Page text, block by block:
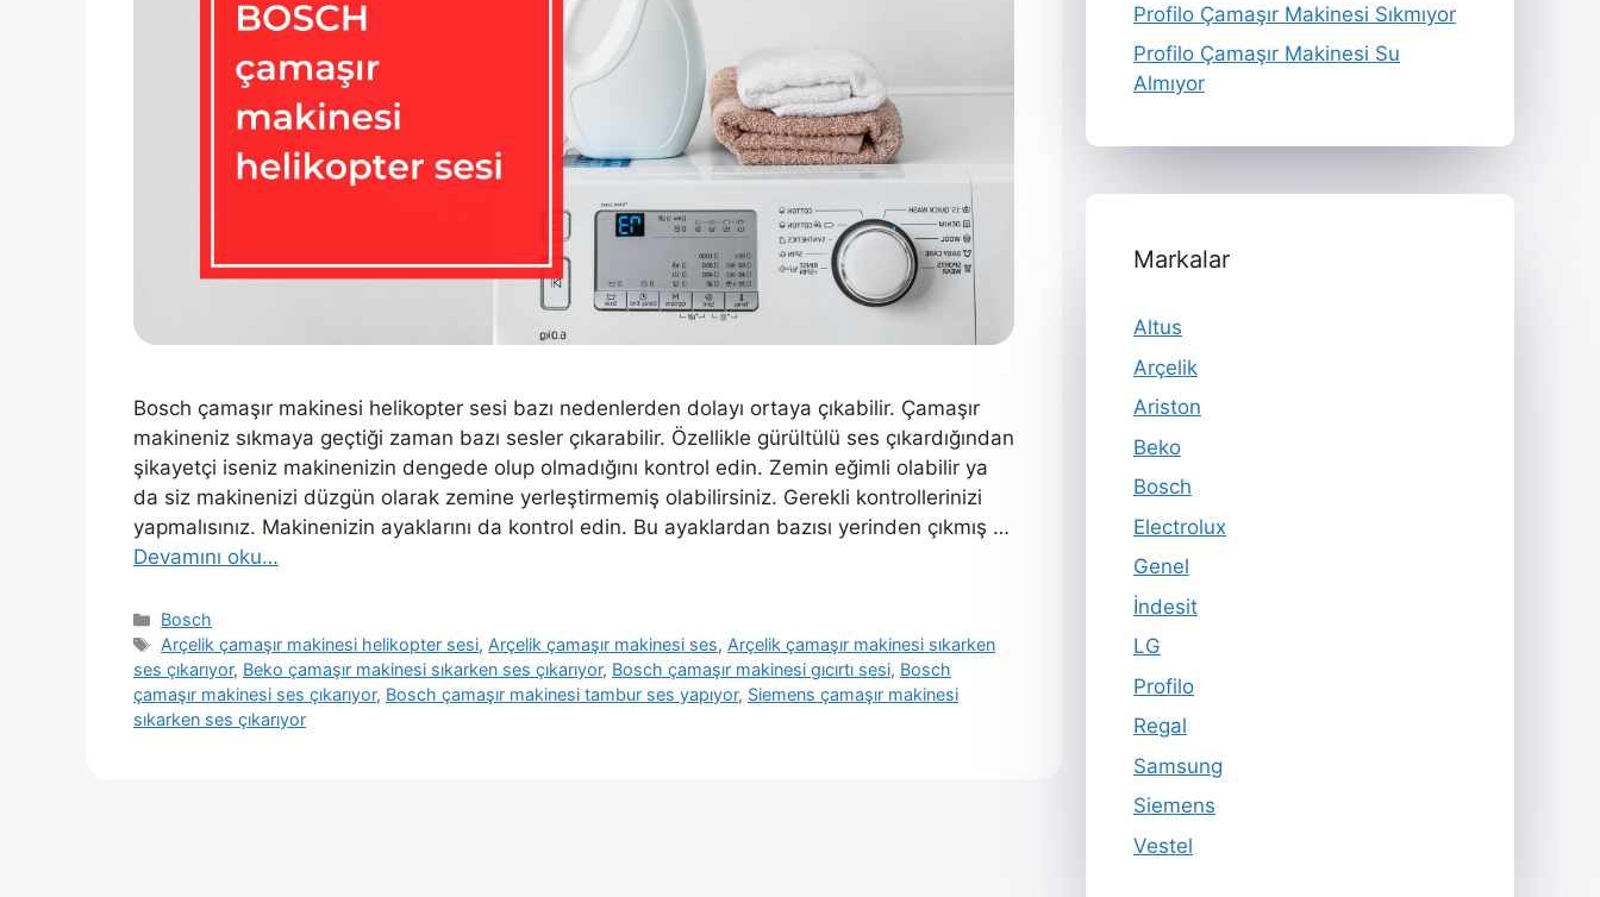
Bosch çamaşır makinesi helikopter sesi bazı nedenlerden dolayı ortaya çıkabilir. Çamaşır
makineniz sıkmaya geçtiği zaman bazı sesler çıkarabilir. Özellikle gürültülü ses çıkardığından
şikayetçi iseniz makinenizin dengede olup olmadığını kontrol edin. Zemin eğimli olabilir ya
da siz makinenizi düzgün olarak zemine yerleştirmemiş olabilirsiniz. Gerekli kontrollerinizi
yapmalısınız. Makinenizin ayaklarını da kontrol edin. Bu ayaklardan bazısı yerinden çıkmış …
Devamını oku…
Kategoriler
Bosch
Etiketler
Arçelik çamaşır makinesi helikopter sesi, Arçelik çamaşır makinesi ses, Arçelik çamaşır makinesi sıkarken
ses çıkarıyor, Beko çamaşır makinesi sıkarken ses çıkarıyor, Bosch çamaşır makinesi gıcırtı sesi, Bosch
çamaşır makinesi ses çıkarıyor, Bosch çamaşır makinesi tambur ses yapıyor, Siemens çamaşır makinesi
sıkarken ses çıkarıyor
Profilo Çamaşır Makinesi Sıkmıyor
Profilo Çamaşır Makinesi Su
Almıyor
Markalar
Altus
Arçelik
Ariston
Beko
Bosch
Electrolux
Genel
İndesit
LG
Profilo
Regal
Samsung
Siemens
Vestel